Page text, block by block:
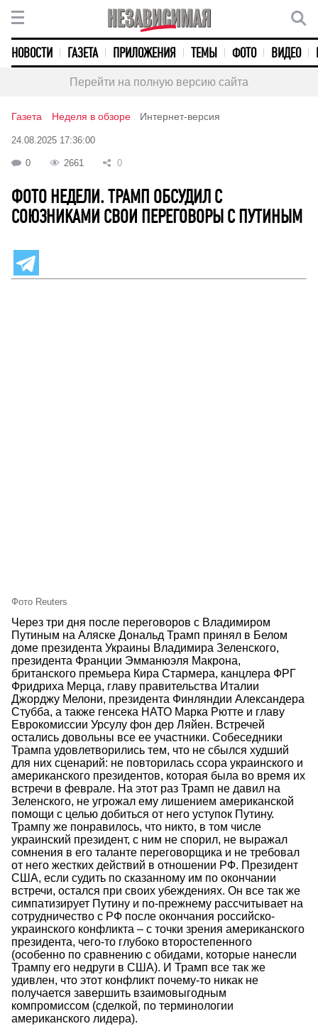
НОВОСТИ ГАЗЕТА ПРИЛОЖЕНИЯ ТЕМЫ ФОТО ВИДЕО
Перейти на полную версию сайта
Газета Неделя в обзоре Интернет-версия
24.08.2025 17:36:00
0 2661 0
ФОТО НЕДЕЛИ. ТРАМП ОБСУДИЛ С
СОЮЗНИКАМИ СВОИ ПЕРЕГОВОРЫ С ПУТИНЫМ
Фото Reuters
Через три дня после переговоров с Владимиром
Путиным на Аляске Дональд Трамп принял в Белом
доме президента Украины Владимира Зеленского,
президента Франции Эмманюэля Макрона,
британского премьера Кира Стармера, канцлера ФРГ
Фридриха Мерца, главу правительства Италии
Джорджу Мелони, президента Финляндии Александера
Стубба, а также генсека НАТО Марка Рютте и главу
Еврокомиссии Урсулу фон дер Ляйен. Встречей
остались довольны все ее участники. Собеседники
Трампа удовлетворились тем, что не сбылся худший
для них сценарий: не повторилась ссора украинского и
американского президентов, которая была во время их
встречи в феврале. На этот раз Трамп не давил на
Зеленского, не угрожал ему лишением американской
помощи с целью добиться от него уступок Путину.
Трампу же понравилось, что никто, в том числе
украинский президент, с ним не спорил, не выражал
сомнения в его таланте переговорщика и не требовал
от него жестких действий в отношении РФ. Президент
США, если судить по сказанному им по окончании
встречи, остался при своих убеждениях. Он все так же
симпатизирует Путину и по-прежнему рассчитывает на
сотрудничество с РФ после окончания российско-
украинского конфликта – с точки зрения американского
президента, чего-то глубоко второстепенного
(особенно по сравнению с обидами, которые нанесли
Трампу его недруги в США). И Трамп все так же
удивлен, что этот конфликт почему-то никак не
получается завершить взаимовыгодным
компромиссом (сделкой, по терминологии
американского лидера).